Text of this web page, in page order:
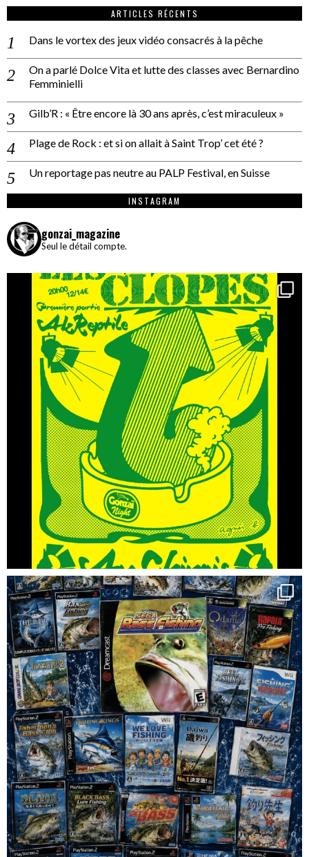
ARTICLES RÉCENTS
Dans le vortex des jeux vidéo consacrés à la pêche
On a parlé Dolce Vita et lutte des classes avec Bernardino
Femminielli
Gilb’R : « Être encore là 30 ans après, c’est miraculeux »
Plage de Rock : et si on allait à Saint Trop’ cet été ?
Un reportage pas neutre au PALP Festival, en Suisse
INSTAGRAM
gonzai_magazine
Seul le détail compte.